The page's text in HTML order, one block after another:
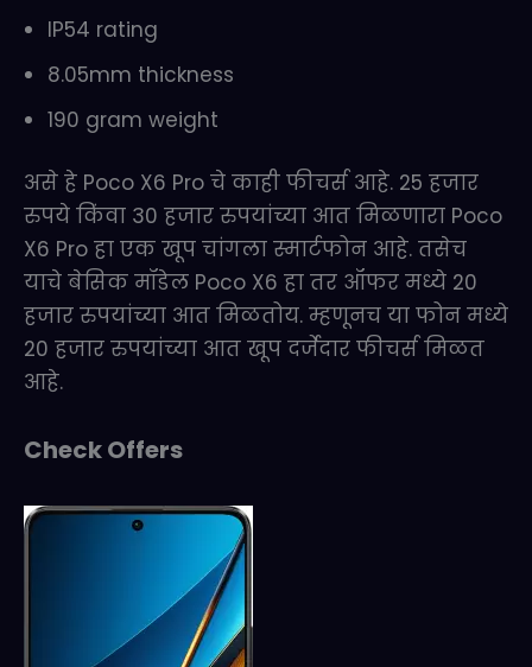
IP54 rating
8.05mm thickness
190 gram weight
असे हे Poco X6 Pro चे काही फीचर्स आहे. 25 हजार
रुपये किंवा 30 हजार रुपयांच्या आत मिळणारा Poco
X6 Pro हा एक खूप चांगला स्मार्टफोन आहे. तसेच
याचे बेसिक मॉडेल Poco X6 हा तर ऑफर मध्ये 20
हजार रुपयांच्या आत मिळतोय. म्हणूनच या फोन मध्ये
20 हजार रुपयांच्या आत खूप दर्जेदार फीचर्स मिळत
आहे.
Check Offers